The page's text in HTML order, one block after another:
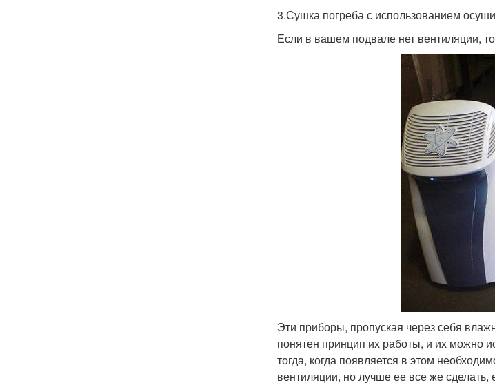
3.Сушка погреба с использованием
Если в вашем подвале нет вентиляции,
Эти приборы, пропуская через себя
понятен принцип их работы, и их можно
тогда, когда появляется в этом
вентиляции, но лучше ее все же сделать,